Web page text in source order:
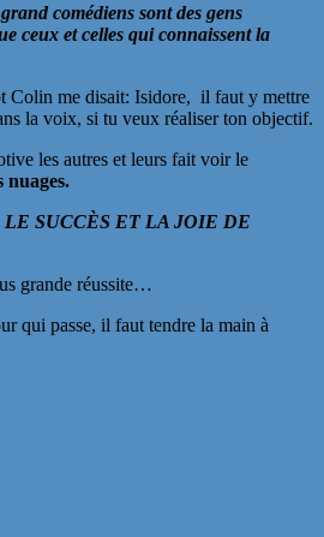
comédiens sont des gens
ceux et celles qui connaissent la
Colin me disait: Isidore, il faut y mettre
la voix, si tu veux réaliser ton objectif.
les autres et leurs fait voir le
nuages.
SUCCÈS ET LA JOIE DE
grande réussite…
qui passe, il faut tendre la main à